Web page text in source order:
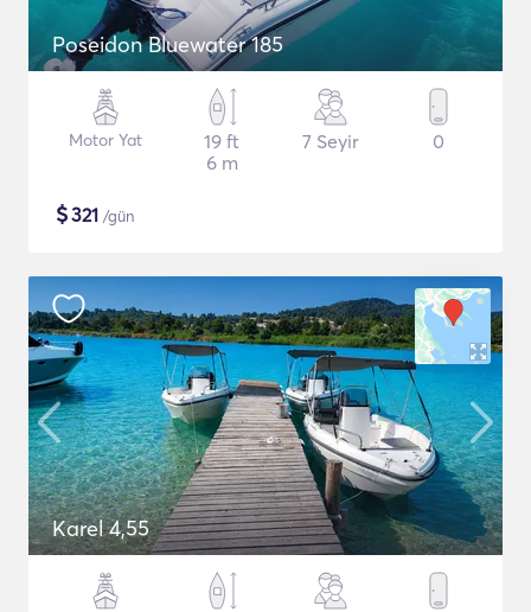
Poseidon Bluewater 185
Motor Yat
19 ft
6 m
7 Seyir 0
$321 /gün
Karel 4,55